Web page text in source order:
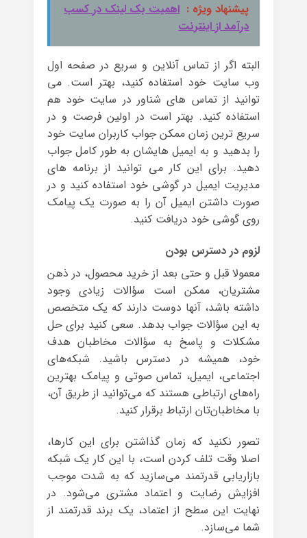
پیشنهاد ویژه : اهمیت بک لینک در کسب
درآمد از اینترنت
البته اگر از تماس آنلاین و سریع در صفحه اول
وب سایت خود استفاده کنید، بهتر است. می
توانید از تماس های شناور در سایت خود هم
استفاده کنید. بهتر است در اولین فرصت و در
سریع ترین زمان ممکن جواب کاربران سایت خود
را بدهید و به ایمیل هایشان به طور کامل جواب
دهید. برای این کار می توانید از برنامه های
مدیریت ایمیل در گوشی خود استفاده کنید و در
صورت داشتن ایمیل آن را به صورت یک پیامک
روی گوشی خود دریافت کنید.
لزوم در دسترس بودن
معمولا قبل و حتی بعد از خرید محصول، در ذهن
مشتریان، ممکن است سؤالات زیادی وجود
داشته باشد، آنها دوست دارند که یک متخصص
به این سؤالات جواب بدهد. سعی کنید برای حل
مشکلات و پاسخ به سؤالات مخاطبان هدف
خود، همیشه در دسترس باشید. شبکه‌های
اجتماعی، ایمیل، تماس صوتی و پیامک بهترین
راه‌های ارتباطی هستند که می‌توانید از طریق آن،
با مخاطبان‌تان ارتباط برقرار کنید.
تصور نکنید که زمان گذاشتن برای این کارها،
اصلا وقت تلف کردن است، با این کار یک شبکه
بازاریابی قدرتمند می‌سازید که به شدت موجب
افزایش رضایت و اعتماد مشتری می‌شود. در
نهایت این سطح از اعتماد، یک برند قدرتمند از
شما می‌سازد.